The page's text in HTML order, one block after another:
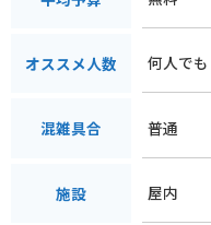
オススメ人数 何人でも
混雑具合 普通
施設 屋内